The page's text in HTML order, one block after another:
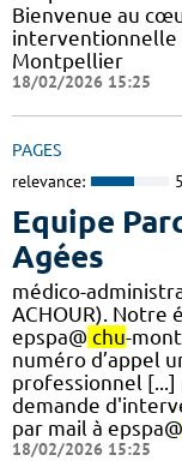
Bienvenue au
interventionnelle
Montpellier
18/02/2026 15:25
PAGES
relevance:
Equipe
Agées
médico-
ACHOUR). Notre
epspa@ chu-
numéro d’appel
professionnel
demande
par mail à epspa@
18/02/2026 15:25